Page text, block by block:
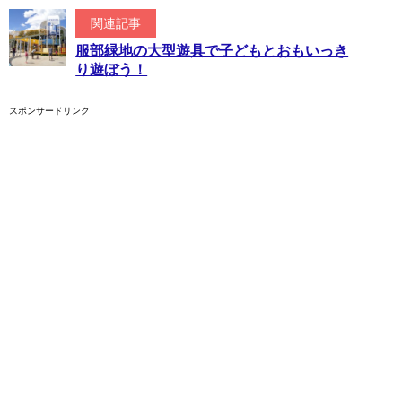
関連記事
服部緑地の大型遊具で子どもとおもいっき
り遊ぼう！
スポンサードリンク